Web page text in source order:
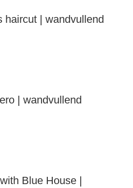
haircut | wandvullend
| wandvullend
Blue House |